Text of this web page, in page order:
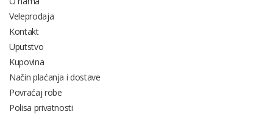
Veleprodaja
Kontakt
Uputstvo
Kupovina
Način plaćanja i dostave
Povraćaj robe
Polisa privatnosti